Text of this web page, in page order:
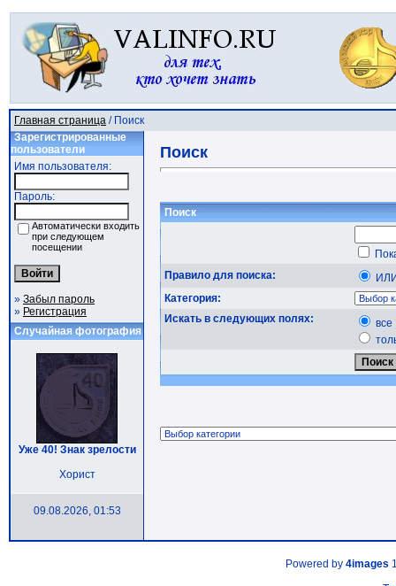
Главная страница / Поиск
Зарегистрированные
пользователи
Имя пользователя:
Пароль:
Автоматически входить
при следующем
посещении
» Забыл пароль
» Регистрация
Случайная фотография
Уже 40! Знак зрелости
Хорист
09.08.2026, 01:53
Поиск
Поиск
Правило для поиска:
Категория:
Искать в следующих полях:
все
Powered by 4images